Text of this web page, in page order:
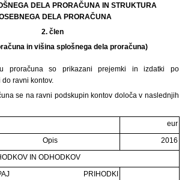
DELA PRORAČUNA IN STRUKTURA
DELA PRORAČUNA
2. člen
in višina splošnega dela proračuna)
proračuna so prikazani prejemki in izdatki po
ravni kontov.
se na ravni podskupin kontov določa v naslednjih
eur
Opis
2016
IN ODHODKOV
PRIHODKI